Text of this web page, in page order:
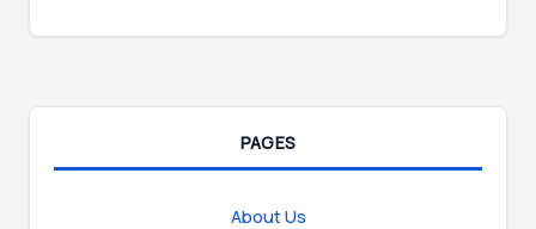
PAGES
About Us